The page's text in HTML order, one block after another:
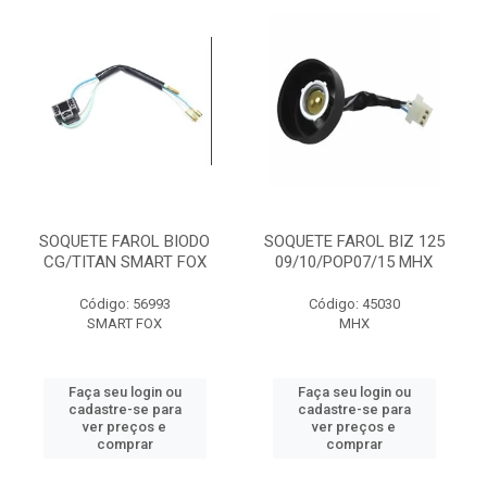
SOQUETE FAROL BIODO
CG/TITAN SMART FOX
Código: 56993
SMART FOX
Faça seu login ou
cadastre-se para
ver preços e
comprar
SOQUETE FAROL BIZ 125
09/10/POP07/15 MHX
Código: 45030
MHX
Faça seu login ou
cadastre-se para
ver preços e
comprar